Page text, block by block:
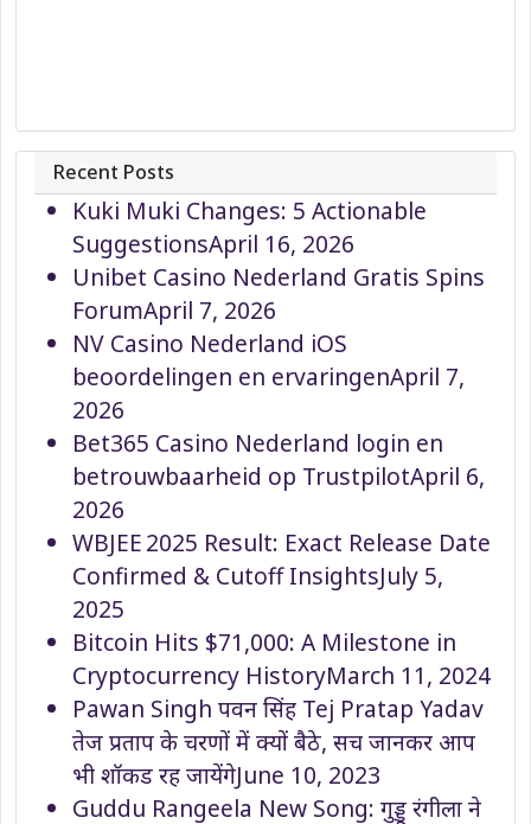
Recent Posts
Kuki Muki Changes: 5 Actionable
SuggestionsApril 16, 2026
Unibet Casino Nederland Gratis Spins
ForumApril 7, 2026
NV Casino Nederland iOS
beoordelingen en ervaringenApril 7,
2026
Bet365 Casino Nederland login en
betrouwbaarheid op TrustpilotApril 6,
2026
WBJEE 2025 Result: Exact Release Date
Confirmed & Cutoff InsightsJuly 5,
2025
Bitcoin Hits $71,000: A Milestone in
Cryptocurrency HistoryMarch 11, 2024
Pawan Singh पवन सिंह Tej Pratap Yadav
तेज प्रताप के चरणों में क्यों बैठे, सच जानकर आप
भी शॉकड रह जायेंगेJune 10, 2023
Guddu Rangeela New Song: गुड्डू रंगीला ने